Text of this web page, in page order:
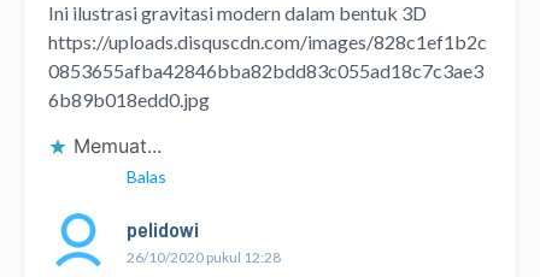
Ini ilustrasi gravitasi modern dalam bentuk 3D
https://uploads.disquscdn.com/images/828c1ef1b2c
0853655afba42846bba82bdd83c055ad18c7c3ae3
6b89b018edd0.jpg
Memuat...
Balas
pelidowi
26/10/2020 pukul 12:28